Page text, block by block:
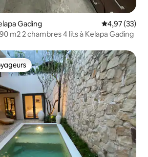
Gading Évaluation
4,97 (33)
m2 2 chambres 4 lits à Kelapa Gading